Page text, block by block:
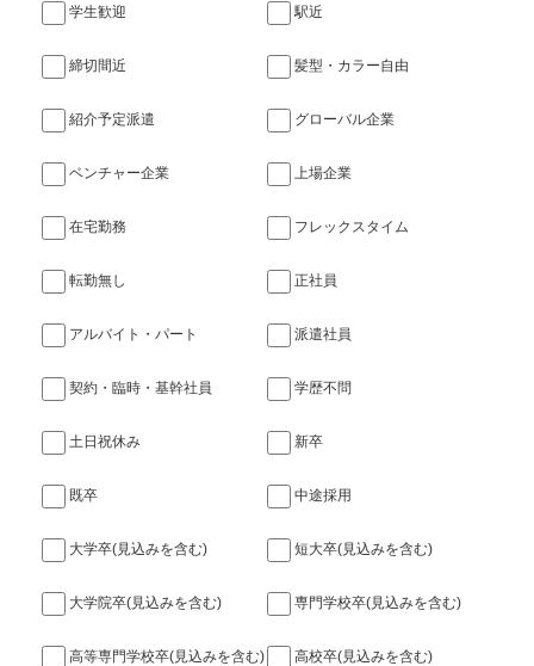
学生歓迎 駅近
締切間近 髪型・カラー自由
紹介予定派遣 グローバル企業
ベンチャー企業 上場企業
在宅勤務 フレックスタイム
転勤無し 正社員
アルバイト・パート 派遣社員
契約・臨時・基幹社員 学歴不問
土日祝休み 新卒
既卒 中途採用
大学卒(見込みを含む) 短大卒(見込みを含む)
大学院卒(見込みを含む) 専門学校卒(見込みを含む)
高等専門学校卒(見込みを含む) 高校卒(見込みを含む)